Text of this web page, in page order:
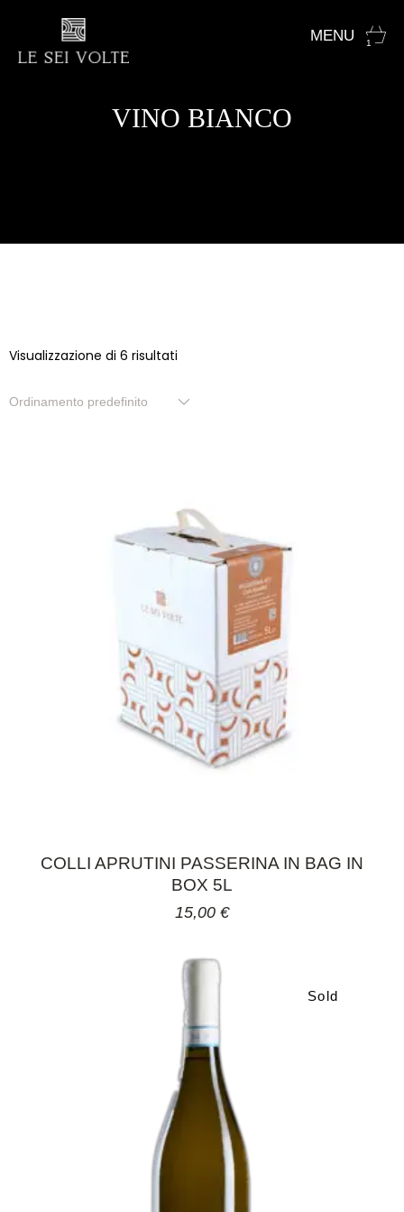
1
VINO BIANCO
Visualizzazione di 6 risultati
Ordinamento predefinito
COLLI APRUTINI PASSERINA IN BAG IN
BOX 5L
15,00 €
Sold